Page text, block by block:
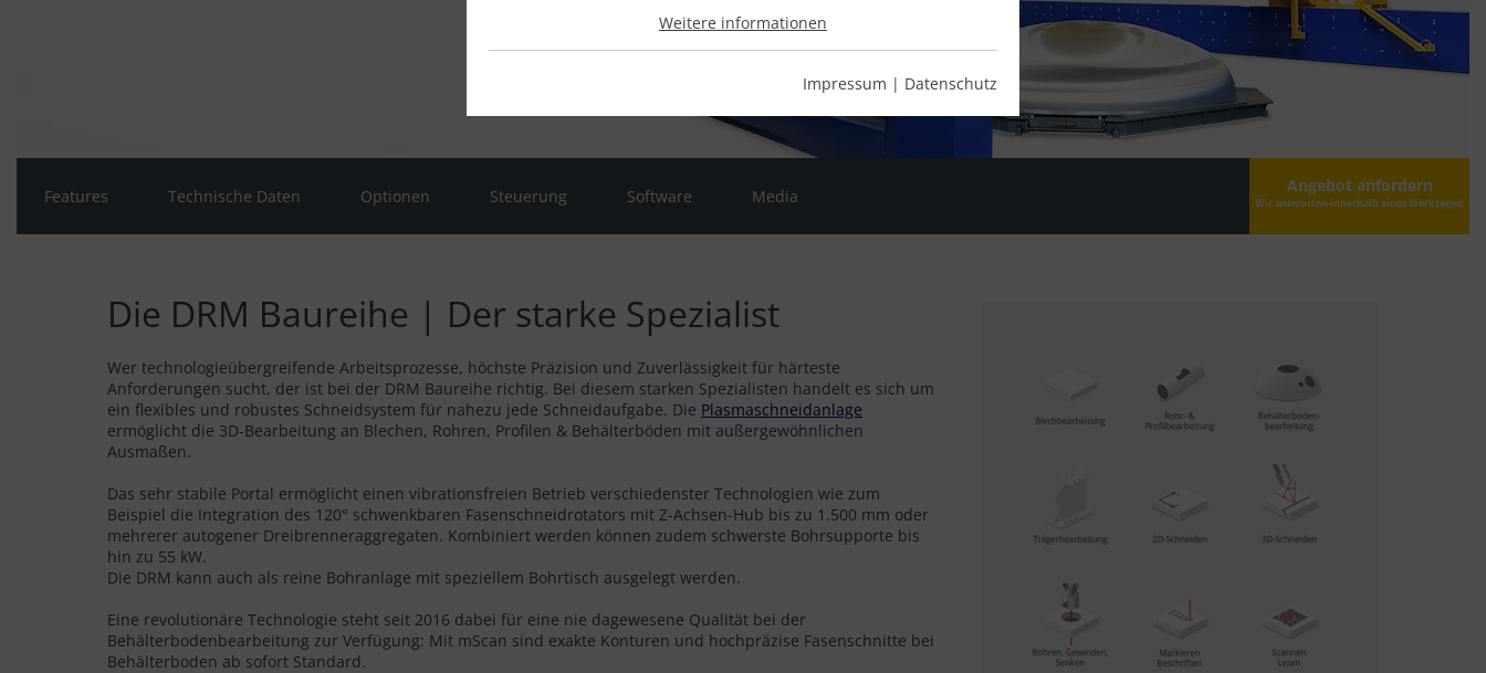
Features Technische Daten Optionen Steuerung Software Media
Angebot anfordern
Wir antworten innerhalb eines Werktages!
Die DRM Baureihe | Der starke Spezialist
Wer technologieübergreifende Arbeitsprozesse, höchste Präzision und Zuverlässigkeit für härteste
Anforderungen sucht, der ist bei der DRM Baureihe richtig. Bei diesem starken Spezialisten handelt es sich um
ein flexibles und robustes Schneidsystem für nahezu jede Schneidaufgabe. Die Plasmaschneidanlage
ermöglicht die 3D-Bearbeitung an Blechen, Rohren, Profilen & Behälterböden mit außergewöhnlichen
Ausmaßen.
Das sehr stabile Portal ermöglicht einen vibrationsfreien Betrieb verschiedenster Technologien wie zum
Beispiel die Integration des 120° schwenkbaren Fasenschneidrotators mit Z-Achsen-Hub bis zu 1.500 mm oder
mehrerer autogener Dreibrenneraggregaten. Kombiniert werden können zudem schwerste Bohrsupporte bis
hin zu 55 kW.
Die DRM kann auch als reine Bohranlage mit speziellem Bohrtisch ausgelegt werden.
Eine revolutionäre Technologie steht seit 2016 dabei für eine nie dagewesene Qualität bei der
Behälterbodenbearbeitung zur Verfügung: Mit mScan sind exakte Konturen und hochpräzise Fasenschnitte bei
Behälterboden ab sofort Standard.
Weitere informationen
Impressum | Datenschutz